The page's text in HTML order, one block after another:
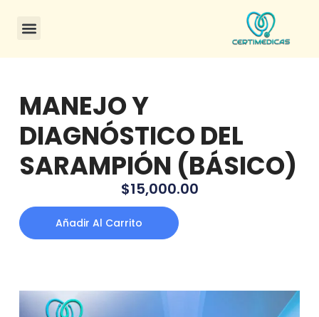
MANEJO Y
DIAGNÓSTICO DEL
SARAMPIÓN (BÁSICO)
$15,000.00
Añadir Al Carrito